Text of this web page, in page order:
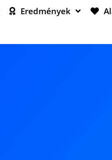
Eredmények